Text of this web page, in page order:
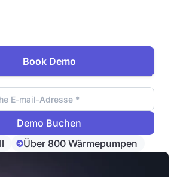
Book Demo
Über 800 Wärmepumpen